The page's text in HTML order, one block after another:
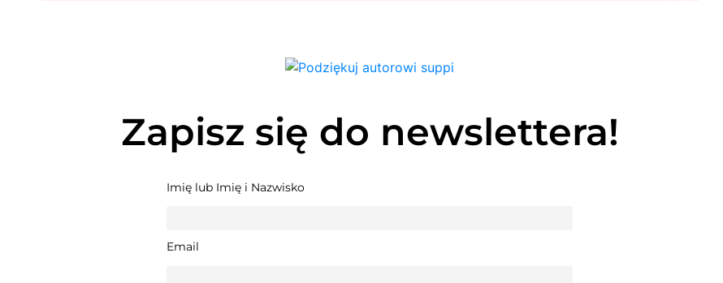
Zapisz się do newslettera!
Imię lub Imię i Nazwisko
Email